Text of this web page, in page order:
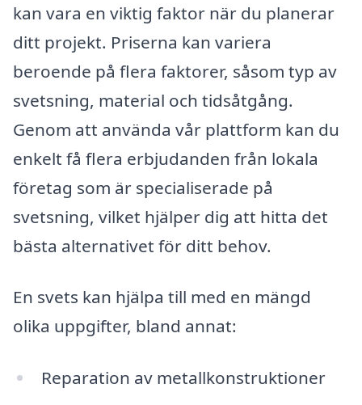
kan vara en viktig faktor när du planerar
ditt projekt. Priserna kan variera
beroende på flera faktorer, såsom typ av
svetsning, material och tidsåtgång.
Genom att använda vår plattform kan du
enkelt få flera erbjudanden från lokala
företag som är specialiserade på
svetsning, vilket hjälper dig att hitta det
bästa alternativet för ditt behov.
En svets kan hjälpa till med en mängd
olika uppgifter, bland annat:
Reparation av metallkonstruktioner